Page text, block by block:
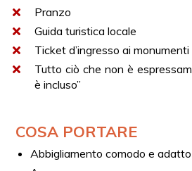
Pranzo
Guida turistica locale
Ticket d’ingresso ai monumenti
Tutto ciò che non è
è incluso”
COSA PORTARE
Abbigliamento comodo e